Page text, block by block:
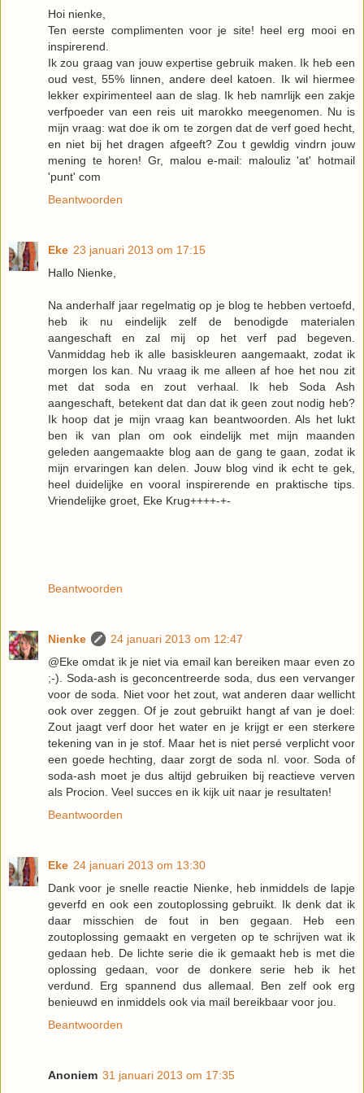
Hoi nienke,
Ten eerste complimenten voor je site! heel erg mooi en
inspirerend.
Ik zou graag van jouw expertise gebruik maken. Ik heb een
oud vest, 55% linnen, andere deel katoen. Ik wil hiermee
lekker expirimenteel aan de slag. Ik heb namrlijk een zakje
verfpoeder van een reis uit marokko meegenomen. Nu is
mijn vraag: wat doe ik om te zorgen dat de verf goed hecht,
en niet bij het dragen afgeeft? Zou t gewldig vindrn jouw
mening te horen! Gr, malou e-mail: malouliz 'at' hotmail
'punt' com
Beantwoorden
Eke 23 januari 2013 om 17:15
Hallo Nienke,
Na anderhalf jaar regelmatig op je blog te hebben vertoefd,
heb ik nu eindelijk zelf de benodigde materialen
aangeschaft en zal mij op het verf pad begeven.
Vanmiddag heb ik alle basiskleuren aangemaakt, zodat ik
morgen los kan. Nu vraag ik me alleen af hoe het nou zit
met dat soda en zout verhaal. Ik heb Soda Ash
aangeschaft, betekent dat dan dat ik geen zout nodig heb?
Ik hoop dat je mijn vraag kan beantwoorden. Als het lukt
ben ik van plan om ook eindelijk met mijn maanden
geleden aangemaakte blog aan de gang te gaan, zodat ik
mijn ervaringen kan delen. Jouw blog vind ik echt te gek,
heel duidelijke en vooral inspirerende en praktische tips.
Vriendelijke groet, Eke Krug++++-+-
Beantwoorden
Nienke
24 januari 2013 om 12:47
@Eke omdat ik je niet via email kan bereiken maar even zo
;-). Soda-ash is geconcentreerde soda, dus een vervanger
voor de soda. Niet voor het zout, wat anderen daar wellicht
ook over zeggen. Of je zout gebruikt hangt af van je doel:
Zout jaagt verf door het water en je krijgt er een sterkere
tekening van in je stof. Maar het is niet persé verplicht voor
een goede hechting, daar zorgt de soda nl. voor. Soda of
soda-ash moet je dus altijd gebruiken bij reactieve verven
als Procion. Veel succes en ik kijk uit naar je resultaten!
Beantwoorden
Eke 24 januari 2013 om 13:30
Dank voor je snelle reactie Nienke, heb inmiddels de lapje
geverfd en ook een zoutoplossing gebruikt. Ik denk dat ik
daar misschien de fout in ben gegaan. Heb een
zoutoplossing gemaakt en vergeten op te schrijven wat ik
gedaan heb. De lichte serie die ik gemaakt heb is met die
oplossing gedaan, voor de donkere serie heb ik het
verdund. Erg spannend dus allemaal. Ben zelf ook erg
benieuwd en inmiddels ook via mail bereikbaar voor jou.
Beantwoorden
Anoniem 31 januari 2013 om 17:35